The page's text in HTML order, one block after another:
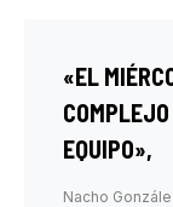
«EL
EQUIPO»,
Nacho